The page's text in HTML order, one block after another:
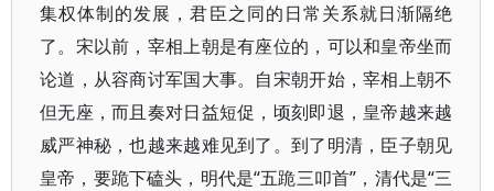
集权体制的发展，君臣之同的日常关系就日渐隔绝
了。宋以前，宰相上朝是有座位的，可以和皇帝坐而
论道，从容商讨军国大事。自宋朝开始，宰相上朝不
但无座，而且奏对日益短促，顷刻即退，皇帝越来越
威严神秘，也越来越难见到了。到了明清，臣子朝见
皇帝，要跪下磕头，明代是“五跪三叩首”，清代是“三